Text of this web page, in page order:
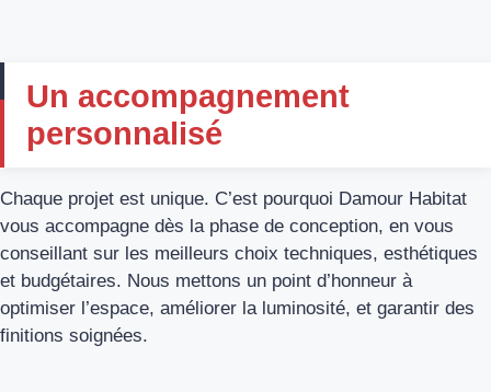
Un accompagnement
personnalisé
Chaque projet est unique. C’est pourquoi Damour Habitat
vous accompagne dès la phase de conception, en vous
conseillant sur les meilleurs choix techniques, esthétiques
et budgétaires. Nous mettons un point d’honneur à
optimiser l’espace, améliorer la luminosité, et garantir des
finitions soignées.